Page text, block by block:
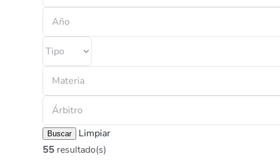
Buscar
Limpiar
55 resultado(s)